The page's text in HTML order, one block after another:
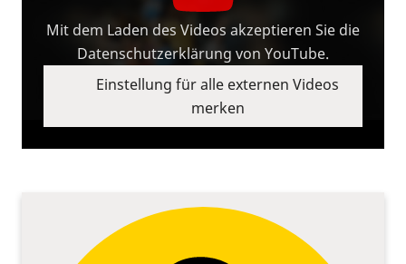
Mit dem Laden des Videos akzeptieren Sie die
Datenschutzerklärung von YouTube.
Einstellung für alle externen Videos
merken